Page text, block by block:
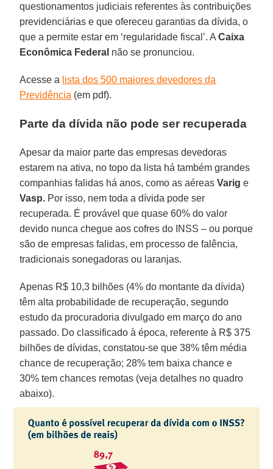
questionamentos judiciais referentes às contribuições
previdenciárias e que ofereceu garantias da dívida, o
que a permite estar em ‘regularidade fiscal’. ACaixa
Econômica Federal não se pronunciou.
Acesse a lista dos 500 maiores devedores da
Previdência (em pdf).
Parte da dívida não pode ser recuperada
Apesar da maior parte das empresas devedoras
estarem na ativa, no topo da lista há também grandes
companhias falidas há anos, como as aéreasVarig e
Vasp. Por isso, nem toda a dívida pode ser
recuperada. É provável que quase 60% do valor
devido nunca chegue aos cofres do INSS – ou porque
são de empresas falidas, em processo de falência,
tradicionais sonegadoras ou laranjas.
Apenas R$ 10,3 bilhões (4% do montante da dívida)
têm alta probabilidade de recuperação, segundo
estudo da procuradoria divulgado em março do ano
passado. Do classificado à época, referente à R$ 375
bilhões de dívidas, constatou-se que 38% têm média
chance de recuperação; 28% tem baixa chance e
30% tem chances remotas (veja detalhes no quadro
abaixo).